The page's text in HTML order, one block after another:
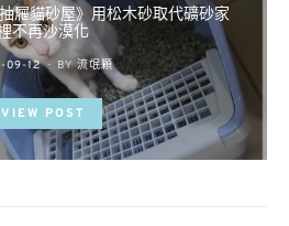
屜貓砂屋》用松木砂取代礦砂家
不再沙漠化
09-12 BY 流氓顆
VIEW POST